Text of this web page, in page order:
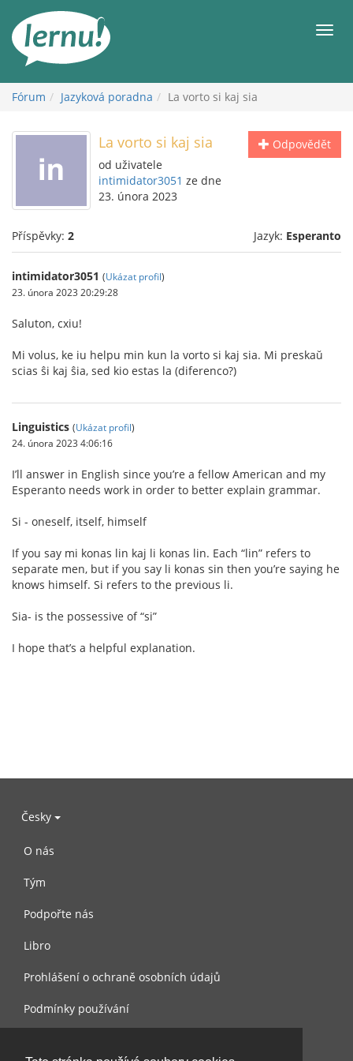
obsahu
Fórum Jazyková poradna La vorto si kaj sia
Odpovědět
La vorto si kaj sia
od uživatele
intimidator3051 ze dne
23. února 2023
Příspěvky: 2 Jazyk: Esperanto
intimidator3051 (Ukázat profil)
23. února 2023 20:29:28
Saluton, cxiu!
Mi volus, ke iu helpu min kun la vorto si kaj sia. Mi preskaŭ
scias ŝi kaj ŝia, sed kio estas la (diferenco?)
Linguistics (Ukázat profil)
24. února 2023 4:06:16
I’ll answer in English since you’re a fellow American and my
Esperanto needs work in order to better explain grammar.
Si - oneself, itself, himself
If you say mi konas lin kaj li konas lin. Each “lin” refers to
separate men, but if you say li konas sin then you’re saying he
knows himself. Si refers to the previous li.
Sia- is the possessive of “si”
I hope that’s a helpful explanation.
Česky
O nás
Tým
Podpořte nás
Libro
Prohlášení o ochraně osobních údajů
Podmínky používání